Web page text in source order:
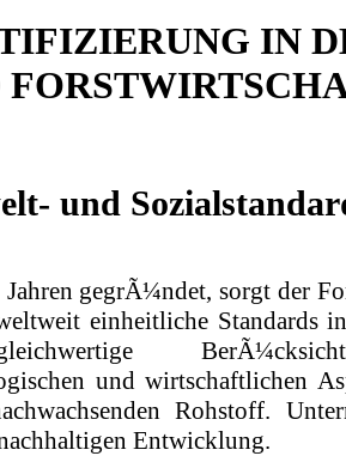
IN
und
gegrÃ¼ndet, sorgt der
einheitliche Standards
und wirtschaftlichen
Rohstoff.
Entwicklung.